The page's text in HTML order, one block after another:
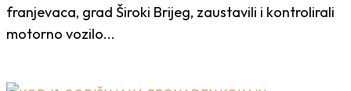
franjevaca, grad Široki Brijeg, zaustavili i kontrolirali
motorno vozilo...